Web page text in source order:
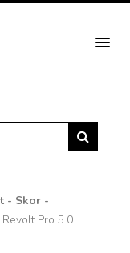
- Skor -
Pro 5.0